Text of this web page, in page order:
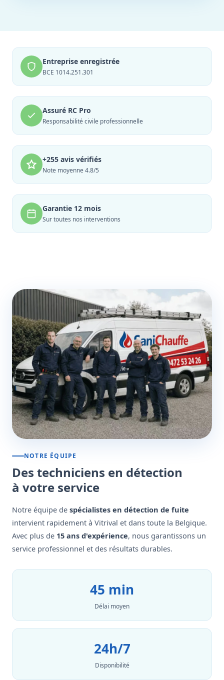
Entreprise enregistrée
BCE 1014.251.301
Assuré RC Pro
Responsabilité civile professionnelle
+255 avis vérifiés
Note moyenne 4.8/5
Garantie 12 mois
Sur toutes nos interventions
NOTRE ÉQUIPE
Des techniciens en détection
à votre service
Notre équipe de spécialistes en détection de fuite
intervient rapidement à Vitrival et dans toute la Belgique.
Avec plus de 15 ans d'expérience, nous garantissons un
service professionnel et des résultats durables.
45 min
Délai moyen
24h/7
Disponibilité